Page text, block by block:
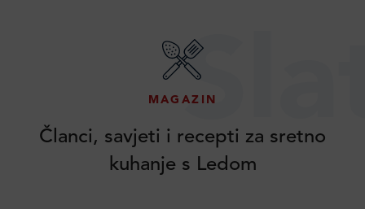
MAGAZIN
Članci, savjeti i recepti za sretno
kuhanje s Ledom